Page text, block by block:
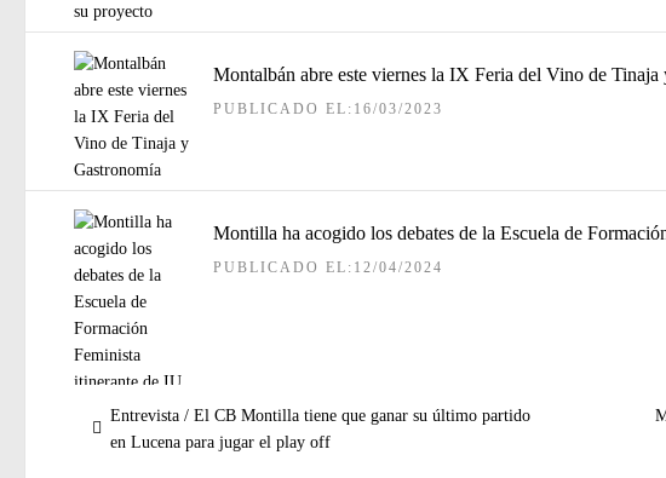
Montalbán abre este viernes la IX Feria del Vino de Tinaja
PUBLICADO EL:16/03/2023
Montilla ha acogido los debates de la Escuela de
PUBLICADO EL:12/04/2024
de
Entrada
anterior:
Entrevista / El CB Montilla tiene que ganar su último partido
en Lucena para jugar el play off